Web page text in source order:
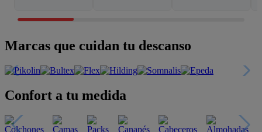
Marcas que cuidan tu descanso
Confort a tu medida